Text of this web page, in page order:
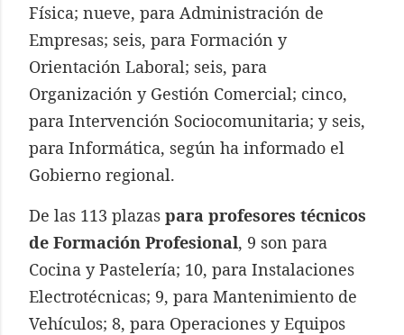
Física; nueve, para Administración de
Empresas; seis, para Formación y
Orientación Laboral; seis, para
Organización y Gestión Comercial; cinco,
para Intervención Sociocomunitaria; y seis,
para Informática, según ha informado el
Gobierno regional.
De las 113 plazas para profesores técnicos
de Formación Profesional, 9 son para
Cocina y Pastelería; 10, para Instalaciones
Electrotécnicas; 9, para Mantenimiento de
Vehículos; 8, para Operaciones y Equipos